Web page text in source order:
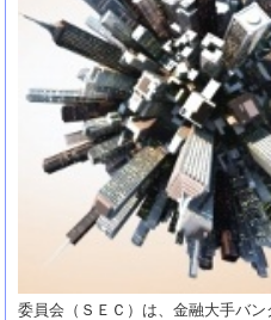
委員会（ＳＥＣ）は、金融大手バ